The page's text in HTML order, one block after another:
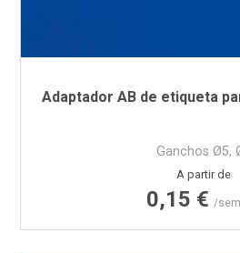
Adaptador AB de etiqueta
Ganchos Ø5,
Preço
A partir de
0,15 € /